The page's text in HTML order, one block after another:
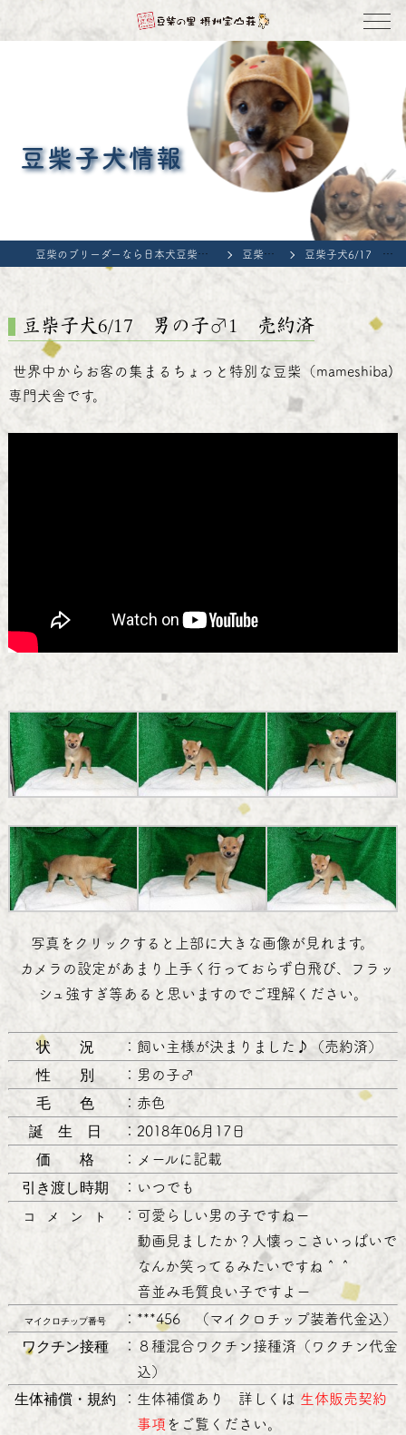
豆柴子犬情報
豆柴のブリーダーなら日本犬豆柴育成普及会 豆柴の里・摂州宝山荘 豆柴子犬情報 豆柴子犬6/17 男の子♂1 売約済
豆柴子犬6/17 男の子♂1 売約済
世界中からお客の集まるちょっと特別な豆柴（mameshiba)
専門犬舎です。
写真をクリックすると上部に大きな画像が見れます。
カメラの設定があまり上手く行っておらず白飛び、フラッ
シュ強すぎ等あると思いますのでご理解ください。
状 況 ： 飼い主様が決まりました♪（売約済）
性 別 ： 男の子♂
毛 色 ： 赤色
誕 生 日 ： 2018年06月17日
価 格 ： メールに記載
引き渡し時期 ： いつでも
コ メ ン ト ： 可愛らしい男の子ですねー
動画見ましたか？人懐っこさいっぱいで
なんか笑ってるみたいですね＾＾
音並み毛質良い子ですよー
マイクロチップ番号 ： ***456 （マイクロチップ装着代金込）
ワクチン接種 ：
８種混合ワクチン接種済（ワクチン代金
込）
生体補償・規約 ： 生体補償あり 詳しくは 生体販売契約
事項 をご覧ください。